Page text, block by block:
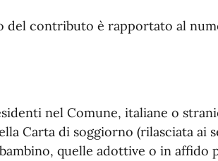
del contributo è rapportato al
nel Comune, italiane o
Carta di soggiorno (rilasciata ai
quelle adottive o in